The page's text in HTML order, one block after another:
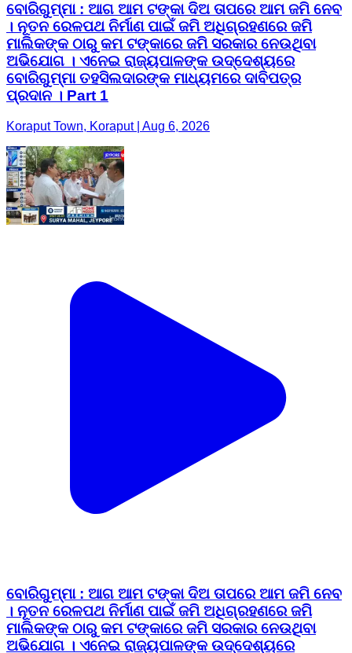
ବୋରିଗୁମ୍ମା : ଆଗ ଆମ ଟଙ୍କା ଦିଅ ତାପରେ ଆମ ଜମି ନେବ
। ନୂତନ ରେଳପଥ ନିର୍ମାଣ ପାଇଁ ଜମି ଅଧିଗ୍ରହଣରେ ଜମି
ମାଲିକଙ୍କ ଠାରୁ କମ ଟଙ୍କାରେ ଜମି ସରକାର ନେଉଥିବା
ଅଭିଯୋଗ । ଏନେଇ ରାଜ୍ୟପାଳଙ୍କ ଉଦ୍ଦେଶ୍ୟରେ
ବୋରିଗୁମ୍ମା ତହସିଲଦାରଙ୍କ ମାଧ୍ୟମରେ ଦାବିପତ୍ର
ପ୍ରଦାନ । Part 1
Koraput Town, Koraput | Aug 6, 2026
ବୋରିଗୁମ୍ମା : ଆଗ ଆମ ଟଙ୍କା ଦିଅ ତାପରେ ଆମ ଜମି ନେବ
। ନୂତନ ରେଳପଥ ନିର୍ମାଣ ପାଇଁ ଜମି ଅଧିଗ୍ରହଣରେ ଜମି
ମାଲିକଙ୍କ ଠାରୁ କମ ଟଙ୍କାରେ ଜମି ସରକାର ନେଉଥିବା
ଅଭିଯୋଗ । ଏନେଇ ରାଜ୍ୟପାଳଙ୍କ ଉଦ୍ଦେଶ୍ୟରେ